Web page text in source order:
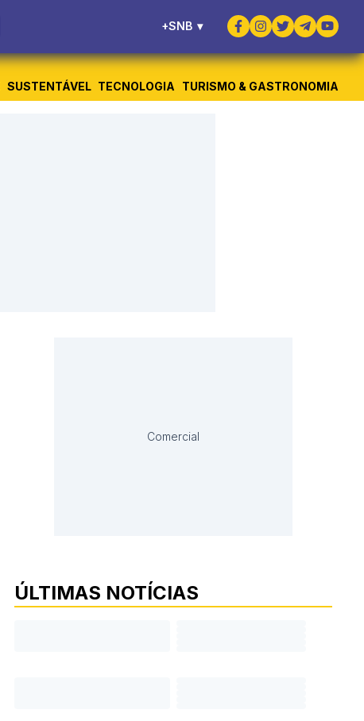
+SNB ▾
SUSTENTÁVEL TECNOLOGIA TURISMO & GASTRONOMIA
Comercial
ÚLTIMAS NOTÍCIAS